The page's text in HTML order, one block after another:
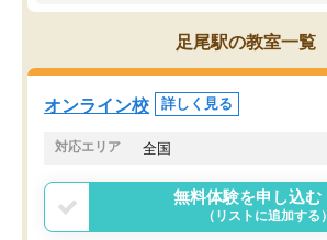
のも重宝しています。
足尾駅の教室一覧
オンライン校 詳しく見る
対応エリア 全国
無料体験を申し込む
（リストに追加する）